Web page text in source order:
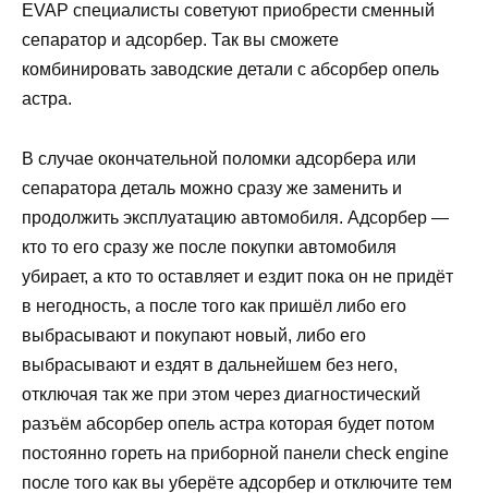
EVAP специалисты советуют приобрести сменный
сепаратор и адсорбер. Так вы сможете
комбинировать заводские детали с абсорбер опель
астра.
В случае окончательной поломки адсорбера или
сепаратора деталь можно сразу же заменить и
продолжить эксплуатацию автомобиля. Адсорбер —
кто то его сразу же после покупки автомобиля
убирает, а кто то оставляет и ездит пока он не придёт
в негодность, а после того как пришёл либо его
выбрасывают и покупают новый, либо его
выбрасывают и ездят в дальнейшем без него,
отключая так же при этом через диагностический
разъём абсорбер опель астра которая будет потом
постоянно гореть на приборной панели check engine
после того как вы уберёте адсорбер и отключите тем